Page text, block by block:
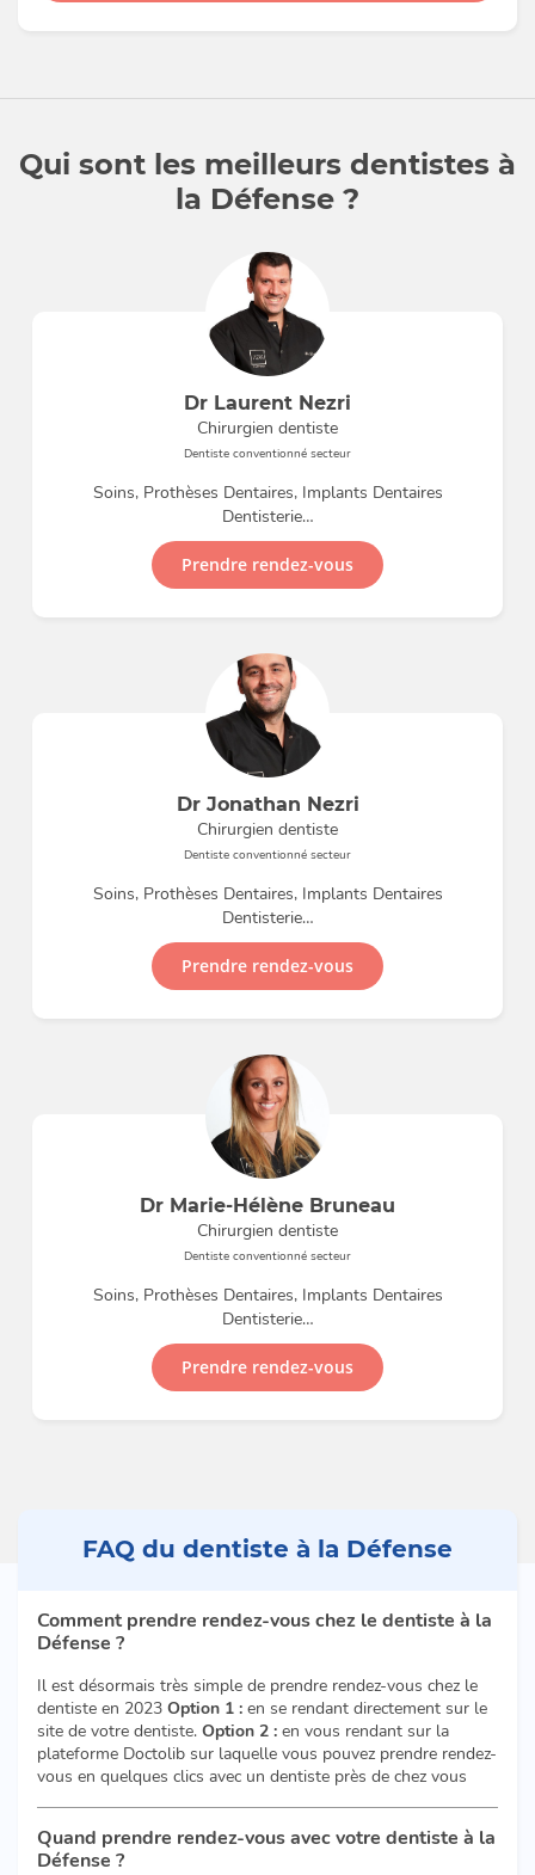
Qui sont les meilleurs dentistes à
la Défense ?
Dr Laurent Nezri
Chirurgien dentiste
Dentiste conventionné secteur
Soins, Prothèses Dentaires, Implants Dentaires
Dentisterie…
Prendre rendez-vous
Dr Jonathan Nezri
Chirurgien dentiste
Dentiste conventionné secteur
Soins, Prothèses Dentaires, Implants Dentaires
Dentisterie…
Prendre rendez-vous
Dr Marie-Hélène Bruneau
Chirurgien dentiste
Dentiste conventionné secteur
Soins, Prothèses Dentaires, Implants Dentaires
Dentisterie…
Prendre rendez-vous
FAQ du dentiste à la Défense
Comment prendre rendez-vous chez le dentiste à la
Défense ?
Il est désormais très simple de prendre rendez-vous chez le
dentiste en 2023 Option 1 : en se rendant directement sur le
site de votre dentiste. Option 2 : en vous rendant sur la
plateforme Doctolib sur laquelle vous pouvez prendre rendez-
vous en quelques clics avec un dentiste près de chez vous
Quand prendre rendez-vous avec votre dentiste à la
Défense ?